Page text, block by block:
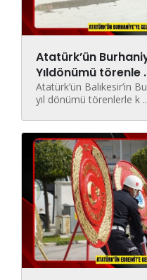
Atatürk’ün
Yıldönümü törenle
Atatürk’ün Balıkesir’in
yıl dönümü törenlerle k